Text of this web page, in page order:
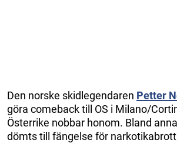
Den norske skidlegendaren Petter
göra comeback till OS i Milano/
Österrike nobbar honom. Bland
dömts till fängelse för